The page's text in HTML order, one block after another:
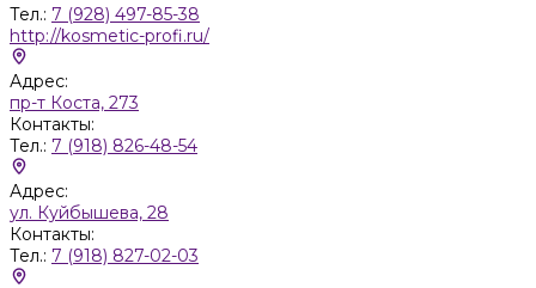
Тел.: 7 (928) 497-85-38
http://kosmetic-profi.ru/
Адрес:
пр-т Коста, 273
Контакты:
Тел.: 7 (918) 826-48-54
Адрес:
ул. Куйбышева, 28
Контакты:
Тел.: 7 (918) 827-02-03